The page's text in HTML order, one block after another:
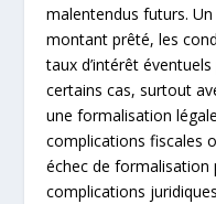
malentendus futurs.
montant prêté, les
taux d’intérêt
certains cas, surtout
une formalisation
complications fiscales
échec de formalisation
complications